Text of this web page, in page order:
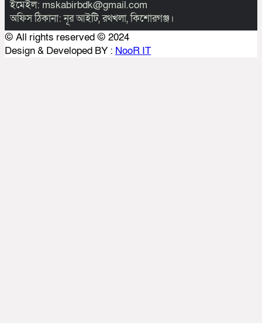
ইমেইল: mskabirbdk@gmail.com
অফিস ঠিকানা: নূর আইটি, রথখলা, কিশোরগঞ্জ।
© All rights reserved © 2024
Design & Developed BY : NooR IT